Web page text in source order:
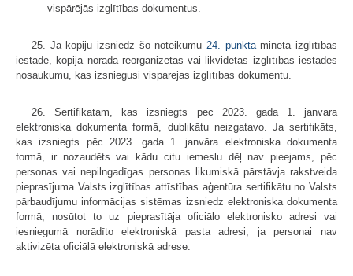
vispārējās izglītības dokumentus.
25. Ja kopiju izsniedz šo noteikumu 24. punktāminētā izglītības
iestāde, kopijā norāda reorganizētās vai likvidētās izglītības iestādes
nosaukumu, kas izsniegusi vispārējās izglītības dokumentu.
26. Sertifikātam, kas izsniegts pēc 2023. gada 1. janvāra
elektroniska dokumenta formā, dublikātu neizgatavo. Ja sertifikāts,
kas izsniegts pēc 2023. gada 1. janvāra elektroniska dokumenta
formā, ir nozaudēts vai kādu citu iemeslu dēļ nav pieejams, pēc
personas vai nepilngadīgas personas likumiskā pārstāvja rakstveida
pieprasījuma Valsts izglītības attīstības aģentūra sertifikātu no Valsts
pārbaudījumu informācijas sistēmas izsniedz elektroniska dokumenta
formā, nosūtot to uz pieprasītāja oficiālo elektronisko adresi vai
iesniegumā norādīto elektroniskā pasta adresi, ja personai nav
aktivizēta oficiālā elektroniskā adrese.